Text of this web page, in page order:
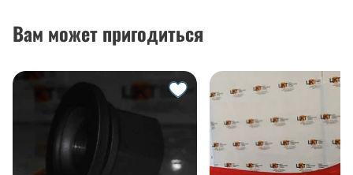
Вам может пригодиться